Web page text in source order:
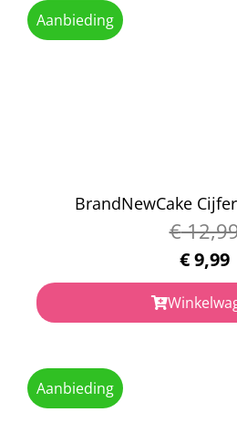
Aanbieding
BrandNewCake
€
€9,99
Aanbieding